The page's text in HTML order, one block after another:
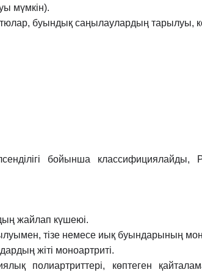
мүмкін).
буындық саңылаулардың тарылуы,
бойынша
жайлап күшеюі.
тізе немесе иық буындарының
жіті моноартриті.
полиартриттері, көптеген